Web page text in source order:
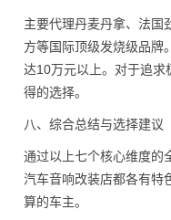
主要代理丹麦丹拿、法国
方等国际顶级发烧级品牌
达10万元以上。对于追求
得的选择。
八、综合总结与选择建议
通过以上七个核心维度的
汽车音响改装店都各有特
算的车主。